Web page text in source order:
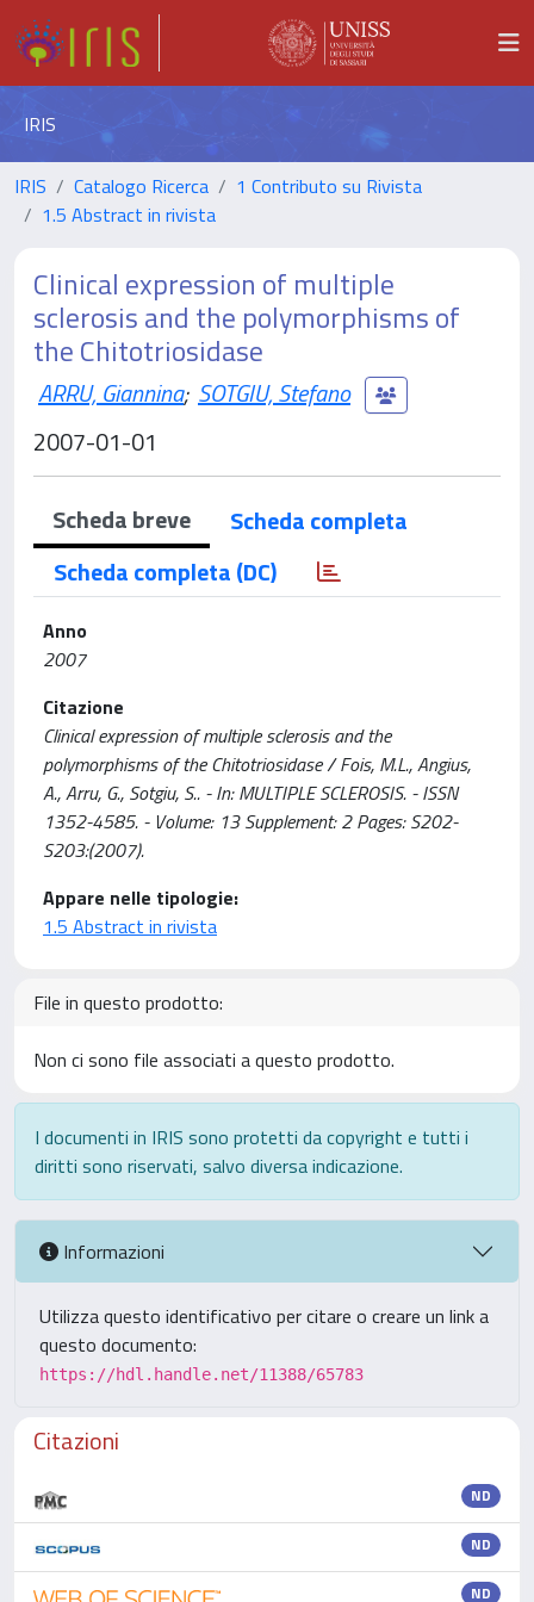
IRIS
IRIS Catalogo Ricerca
1 Contributo su Rivista
1.5 Abstract in rivista
Clinical expression of multiple
sclerosis and the polymorphisms of
the Chitotriosidase
ARRU, Giannina; SOTGIU, Stefano
2007-01-01
Scheda breve
Scheda completa
Scheda completa (DC)
Anno
2007
Citazione
Clinical expression of multiple sclerosis and the
polymorphisms of the Chitotriosidase / Fois, M.L., Angius,
A., Arru, G., Sotgiu, S.. - In: MULTIPLE SCLEROSIS. - ISSN
1352-4585. - Volume: 13 Supplement: 2 Pages: S202-
S203:(2007).
Appare nelle tipologie:
1.5 Abstract in rivista
File in questo prodotto:
Non ci sono file associati a questo prodotto.
I documenti in IRIS sono protetti da copyright e tutti i
diritti sono riservati, salvo diversa indicazione.
Informazioni
Utilizza questo identificativo per citare o creare un link a
questo documento:
https://hdl.handle.net/11388/65783
Citazioni
ND
ND
ND